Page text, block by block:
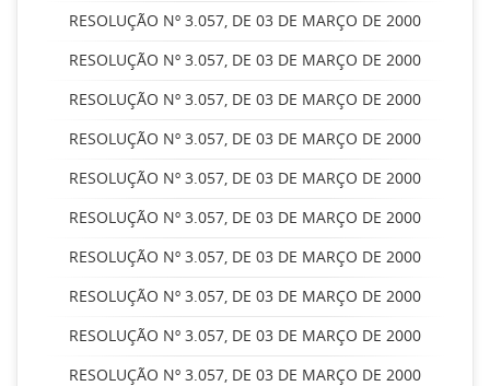
RESOLUÇÃO Nº 3.057, DE 03 DE MARÇO DE 2000
RESOLUÇÃO Nº 3.057, DE 03 DE MARÇO DE 2000
RESOLUÇÃO Nº 3.057, DE 03 DE MARÇO DE 2000
RESOLUÇÃO Nº 3.057, DE 03 DE MARÇO DE 2000
RESOLUÇÃO Nº 3.057, DE 03 DE MARÇO DE 2000
RESOLUÇÃO Nº 3.057, DE 03 DE MARÇO DE 2000
RESOLUÇÃO Nº 3.057, DE 03 DE MARÇO DE 2000
RESOLUÇÃO Nº 3.057, DE 03 DE MARÇO DE 2000
RESOLUÇÃO Nº 3.057, DE 03 DE MARÇO DE 2000
RESOLUÇÃO Nº 3.057, DE 03 DE MARÇO DE 2000